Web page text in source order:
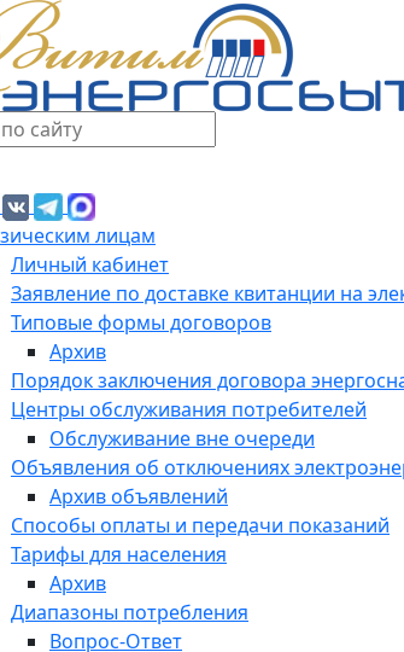
лицам
Личный кабинет
Заявление по доставке квитанции на
Типовые формы договоров
Архив
Порядок заключения договора
Центры обслуживания потребителей
Обслуживание вне очереди
Объявления об отключениях
Архив объявлений
Способы оплаты и передачи показаний
Тарифы для населения
Архив
Диапазоны потребления
Вопрос-Ответ